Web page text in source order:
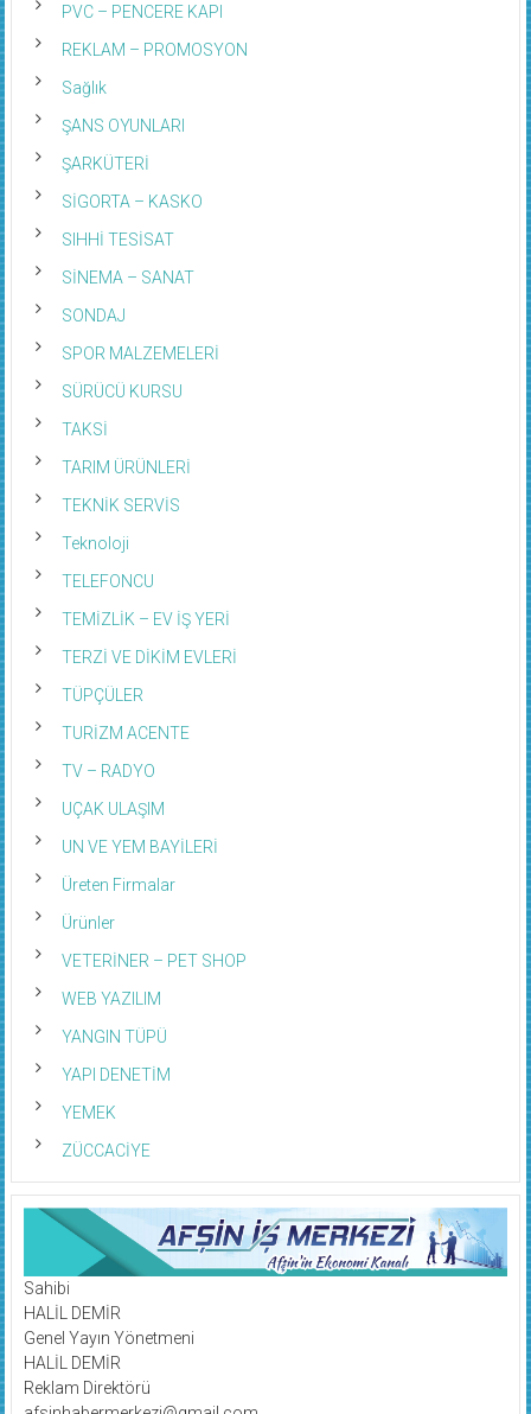
PVC – PENCERE KAPI
REKLAM – PROMOSYON
Sağlık
ŞANS OYUNLARI
ŞARKÜTERİ
SİGORTA – KASKO
SIHHİ TESİSAT
SİNEMA – SANAT
SONDAJ
SPOR MALZEMELERİ
SÜRÜCÜ KURSU
TAKSİ
TARIM ÜRÜNLERİ
TEKNİK SERVİS
Teknoloji
TELEFONCU
TEMİZLİK – EV İŞ YERİ
TERZİ VE DİKİM EVLERİ
TÜPÇÜLER
TURİZM ACENTE
TV – RADYO
UÇAK ULAŞIM
UN VE YEM BAYİLERİ
Üreten Firmalar
Ürünler
VETERİNER – PET SHOP
WEB YAZILIM
YANGIN TÜPÜ
YAPI DENETİM
YEMEK
ZÜCCACİYE
Sahibi
HALİL DEMİR
Genel Yayın Yönetmeni
HALİL DEMİR
Reklam Direktörü